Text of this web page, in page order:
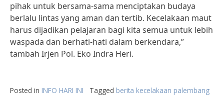
pihak untuk bersama-sama menciptakan budaya
berlalu lintas yang aman dan tertib. Kecelakaan maut
harus dijadikan pelajaran bagi kita semua untuk lebih
waspada dan berhati-hati dalam berkendara,”
tambah Irjen Pol. Eko Indra Heri.
Posted in INFO HARI INI Tagged berita kecelakaan palembang